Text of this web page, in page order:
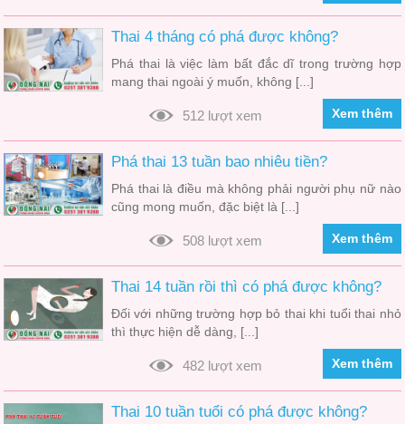
Thai 4 tháng có phá được không?
Phá thai là việc làm bất đắc dĩ trong trường hợp
mang thai ngoài ý muốn, không [...]
512 lượt xem Xem thêm
Phá thai 13 tuần bao nhiêu tiền?
Phá thai là điều mà không phải người phụ nữ nào
cũng mong muốn, đặc biệt là [...]
508 lượt xem Xem thêm
Thai 14 tuần rồi thì có phá được không?
Đối với những trường hợp bỏ thai khi tuổi thai nhỏ
thì thực hiện dễ dàng, [...]
482 lượt xem Xem thêm
Thai 10 tuần tuổi có phá được không?